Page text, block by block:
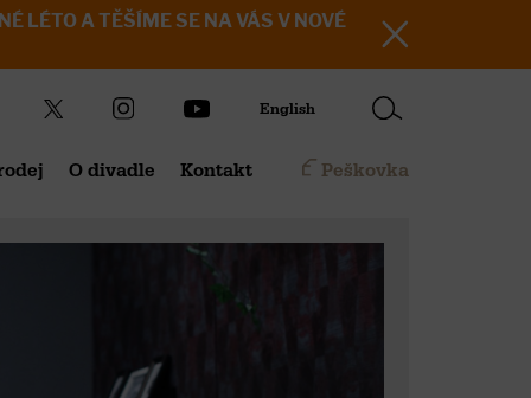
LÉTO A TĚŠÍME SE NA VÁS V NOVÉ
English
O divadle Kontakt Peškovka